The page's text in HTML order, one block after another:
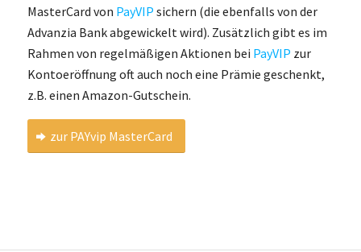
MasterCard von PayVIP sichern (die ebenfalls von der
Advanzia Bank abgewickelt wird). Zusätzlich gibt es im
Rahmen von regelmäßigen Aktionen bei PayVIP zur
Kontoeröffnung oft auch noch eine Prämie geschenkt,
z.B. einen Amazon-Gutschein.
zur PAYvip MasterCard